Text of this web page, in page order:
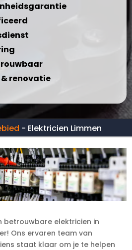
renovatie
- Elektricien Limmen
betrouwbare elektricien in
Ons ervaren team van
staat klaar om je te helpen